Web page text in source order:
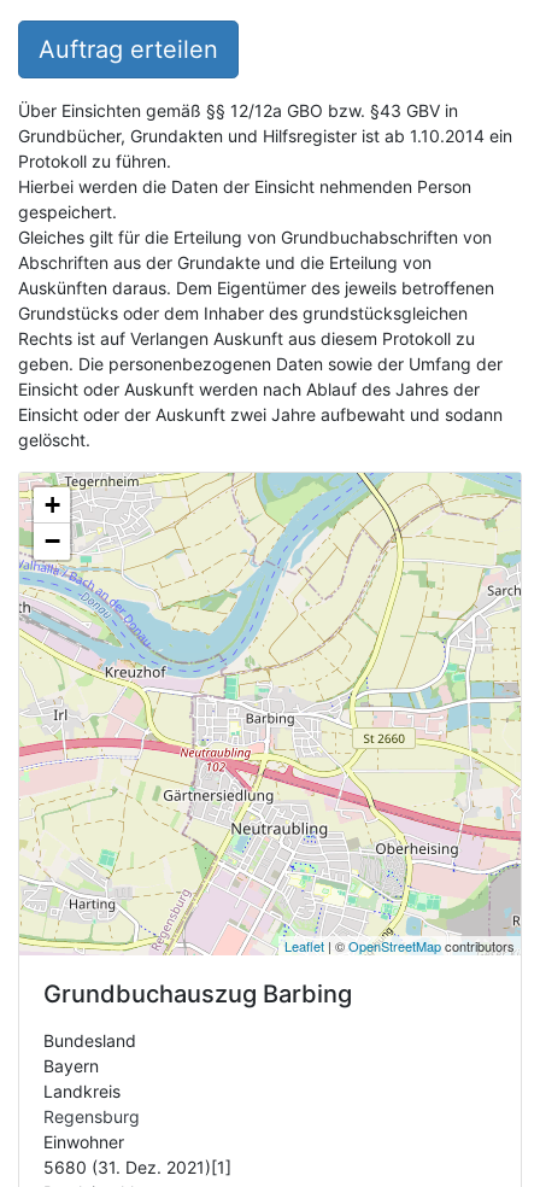
Auftrag erteilen
Über Einsichten gemäß §§ 12/12a GBO bzw. §43 GBV in
Grundbücher, Grundakten und Hilfsregister ist ab 1.10.2014 ein
Protokoll zu führen.
Hierbei werden die Daten der Einsicht nehmenden Person
gespeichert.
Gleiches gilt für die Erteilung von Grundbuchabschriften von
Abschriften aus der Grundakte und die Erteilung von
Auskünften daraus. Dem Eigentümer des jeweils betroffenen
Grundstücks oder dem Inhaber des grundstücksgleichen
Rechts ist auf Verlangen Auskunft aus diesem Protokoll zu
geben. Die personenbezogenen Daten sowie der Umfang der
Einsicht oder Auskunft werden nach Ablauf des Jahres der
Einsicht oder der Auskunft zwei Jahre aufbewaht und sodann
gelöscht.
+
−
Leaflet | ©OpenStreetMapcontributors
Grundbuchauszug Barbing
Bundesland
Bayern
Landkreis
Regensburg
Einwohner
5680 (31. Dez. 2021)[1]